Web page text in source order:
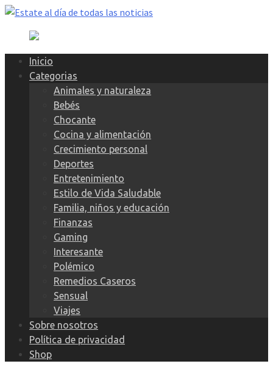
Skip
content
Inicio
Categorias
Animales y naturaleza
Bebés
Chocante
Cocina y alimentación
Crecimiento personal
Deportes
Entretenimiento
Estilo de Vida Saludable
Familia, niños y educación
Finanzas
Gaming
Interesante
Polémico
Remedios Caseros
Sensual
Viajes
Sobre nosotros
Política de privacidad
Shop